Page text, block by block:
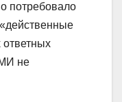
потребовало
не